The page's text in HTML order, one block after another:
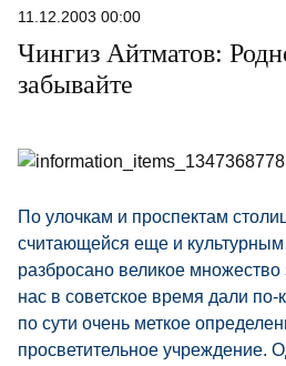
11.12.2003 00:00
Чингиз Айтматов:
забывайте
По улочкам и проспектам
считающейся еще и
разбросано великое
нас в советское время дали по-
по сути очень меткое
просветительное учреждение.